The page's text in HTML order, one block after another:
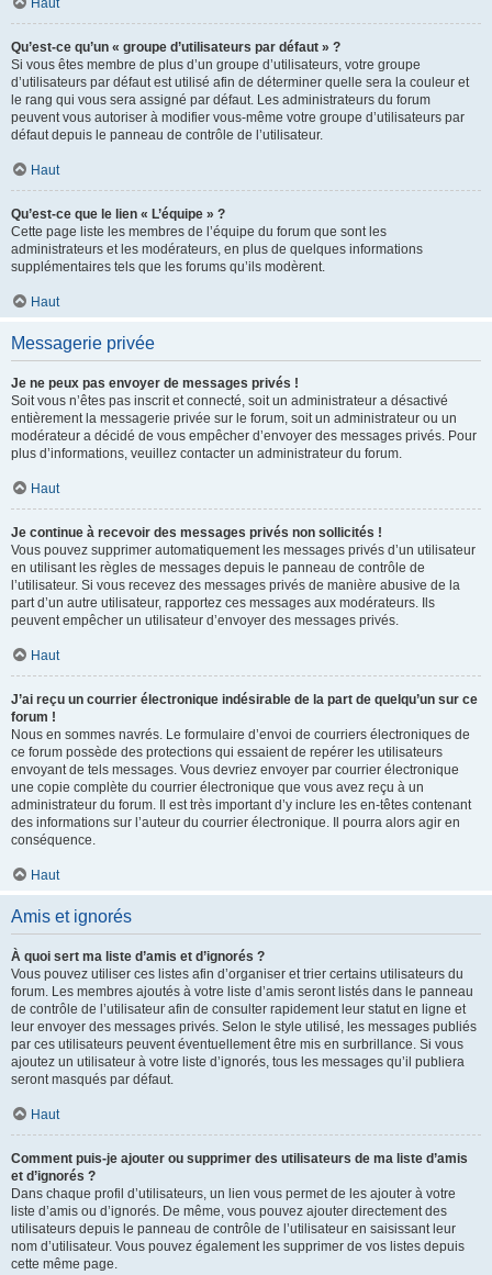
Haut
Qu’est-ce qu’un « groupe d’utilisateurs par défaut » ?
Si vous êtes membre de plus d’un groupe d’utilisateurs, votre groupe
d’utilisateurs par défaut est utilisé afin de déterminer quelle sera la couleur et
le rang qui vous sera assigné par défaut. Les administrateurs du forum
peuvent vous autoriser à modifier vous-même votre groupe d’utilisateurs par
défaut depuis le panneau de contrôle de l’utilisateur.
Haut
Qu’est-ce que le lien « L’équipe » ?
Cette page liste les membres de l’équipe du forum que sont les
administrateurs et les modérateurs, en plus de quelques informations
supplémentaires tels que les forums qu’ils modèrent.
Haut
Messagerie privée
Je ne peux pas envoyer de messages privés !
Soit vous n’êtes pas inscrit et connecté, soit un administrateur a désactivé
entièrement la messagerie privée sur le forum, soit un administrateur ou un
modérateur a décidé de vous empêcher d’envoyer des messages privés. Pour
plus d’informations, veuillez contacter un administrateur du forum.
Haut
Je continue à recevoir des messages privés non sollicités !
Vous pouvez supprimer automatiquement les messages privés d’un utilisateur
en utilisant les règles de messages depuis le panneau de contrôle de
l’utilisateur. Si vous recevez des messages privés de manière abusive de la
part d’un autre utilisateur, rapportez ces messages aux modérateurs. Ils
peuvent empêcher un utilisateur d’envoyer des messages privés.
Haut
J’ai reçu un courrier électronique indésirable de la part de quelqu’un sur ce
forum !
Nous en sommes navrés. Le formulaire d’envoi de courriers électroniques de
ce forum possède des protections qui essaient de repérer les utilisateurs
envoyant de tels messages. Vous devriez envoyer par courrier électronique
une copie complète du courrier électronique que vous avez reçu à un
administrateur du forum. Il est très important d’y inclure les en-têtes contenant
des informations sur l’auteur du courrier électronique. Il pourra alors agir en
conséquence.
Haut
Amis et ignorés
À quoi sert ma liste d’amis et d’ignorés ?
Vous pouvez utiliser ces listes afin d’organiser et trier certains utilisateurs du
forum. Les membres ajoutés à votre liste d’amis seront listés dans le panneau
de contrôle de l’utilisateur afin de consulter rapidement leur statut en ligne et
leur envoyer des messages privés. Selon le style utilisé, les messages publiés
par ces utilisateurs peuvent éventuellement être mis en surbrillance. Si vous
ajoutez un utilisateur à votre liste d’ignorés, tous les messages qu’il publiera
seront masqués par défaut.
Haut
Comment puis-je ajouter ou supprimer des utilisateurs de ma liste d’amis
et d’ignorés ?
Dans chaque profil d’utilisateurs, un lien vous permet de les ajouter à votre
liste d’amis ou d’ignorés. De même, vous pouvez ajouter directement des
utilisateurs depuis le panneau de contrôle de l’utilisateur en saisissant leur
nom d’utilisateur. Vous pouvez également les supprimer de vos listes depuis
cette même page.